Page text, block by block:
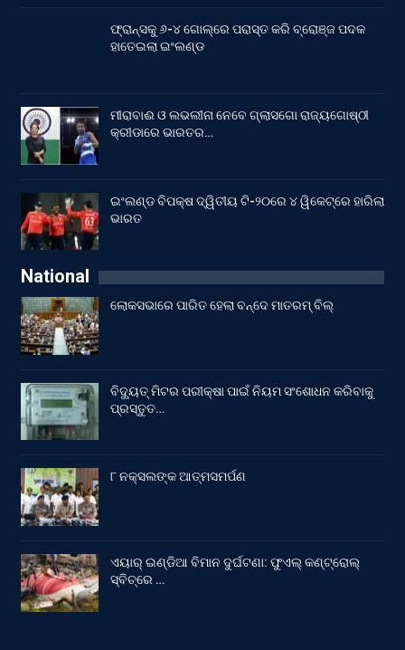
ଫ୍ରାନ୍ସକୁ ୬-୪ ଗୋଲ୍‌ରେ ପରାସ୍ତ କରି ବ୍ରୋଞ୍ଜ ପଦକ
ହାତେଇଲା ଇଂଲଣ୍ଡ
ମୀରାବାଈ ଓ ଲଭଲୀନା ନେବେ ଗ୍ଲାସଗୋ ରାଜ୍ୟଗୋଷ୍ଠୀ
କ୍ରୀଡାରେ ଭାରତର…
ଇଂଲଣ୍ଡ ବିପକ୍ଷ ଦ୍ୱିତୀୟ ଟି-୨୦ରେ ୪ ୱିକେଟ୍‌ରେ ହାରିଲା
ଭାରତ
National
ଲୋକସଭାରେ ପାରିତ ହେଲା ବନ୍ଦେ ମାତରମ୍‌ ବିଲ୍‌
ବିଦ୍ୟୁତ୍ ମିଟର ପରୀକ୍ଷା ପାଇଁ ନିୟମ ସଂଶୋଧନ କରିବାକୁ
ପ୍ରସ୍ତୁତ…
୮ ନକ୍ସଲଙ୍କ ଆତ୍ମସମର୍ପଣ
ଏୟାର୍ ଇଣ୍ଡିଆ ବିମାନ ଦୁର୍ଘଟଣା: ଫୁଏଲ୍‌ କଣ୍ଟ୍ରୋଲ୍‌
ସ୍ବିଚ୍‌ରେ …